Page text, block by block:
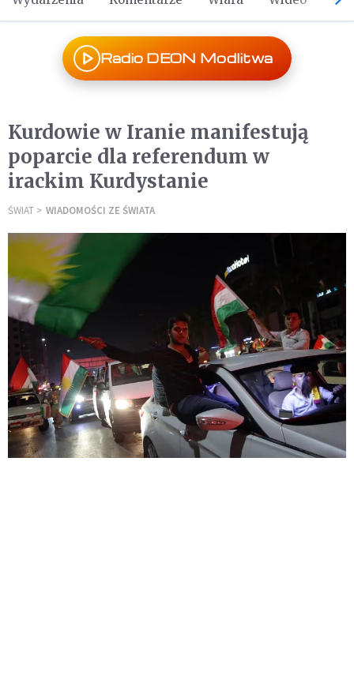
Radio DEON Modlitwa
Kurdowie w Iranie manifestują
poparcie dla referendum w
irackim Kurdystanie
ŚWIAT WIADOMOŚCI ZE ŚWIATA